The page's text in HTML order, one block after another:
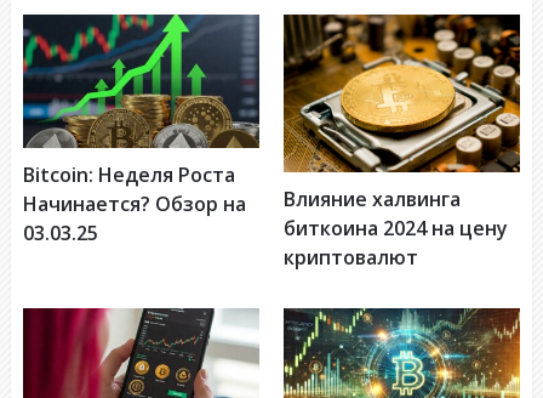
Bitcoin: Неделя Роста
Начинается? Обзор на
03.03.25
Влияние халвинга
биткоина 2024 на цену
криптовалют